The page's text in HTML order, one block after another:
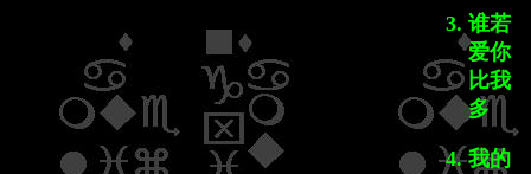
谁若
爱你
比我
多
我的